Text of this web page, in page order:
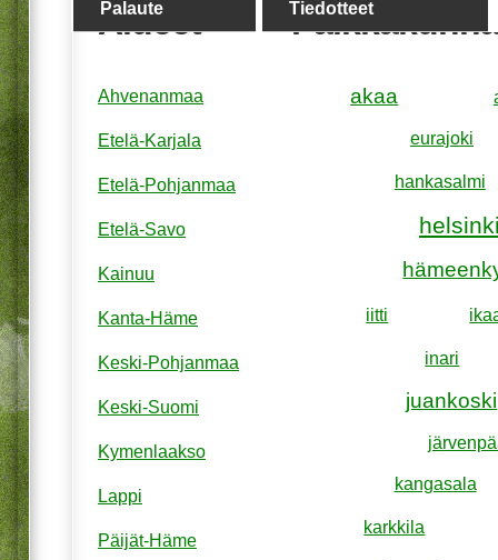
Palaute Tiedotteet
akaa
eurajoki
hankasalmi
iitti
inari
juankoski
kangasala
karkkila
Alueet
Ahvenanmaa
Etelä-Karjala
Etelä-Pohjanmaa
Etelä-Savo
Kainuu
Kanta-Häme
Keski-Pohjanmaa
Keski-Suomi
Kymenlaakso
Lappi
Päijät-Häme